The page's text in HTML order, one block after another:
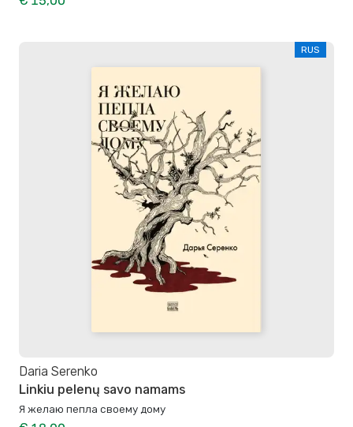
RUS
Daria Serenko
Linkiu pelenų savo namams
Я желаю пепла своему дому